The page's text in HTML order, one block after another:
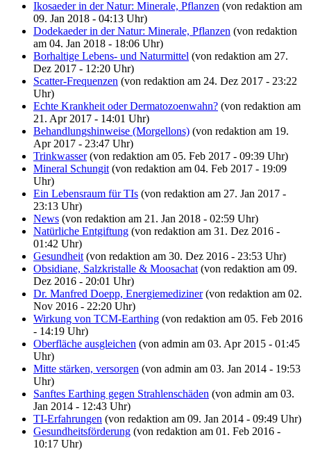
Ikosaeder in der Natur: Minerale, Pflanzen (von redaktion am
09. Jan 2018 - 04:13 Uhr)
Dodekaeder in der Natur: Minerale, Pflanzen (von redaktion
am 04. Jan 2018 - 18:06 Uhr)
Borhaltige Lebens- und Naturmittel (von redaktion am 27.
Dez 2017 - 12:20 Uhr)
Scatter-Frequenzen (von redaktion am 24. Dez 2017 - 23:22
Uhr)
Echte Krankheit oder Dermatozoenwahn? (von redaktion am
21. Apr 2017 - 14:01 Uhr)
Behandlungshinweise (Morgellons) (von redaktion am 19.
Apr 2017 - 23:47 Uhr)
Trinkwasser(von redaktion am 05. Feb 2017 - 09:39 Uhr)
Mineral Schungit (von redaktion am 04. Feb 2017 - 19:09
Uhr)
Ein Lebensraum für TIs (von redaktion am 27. Jan 2017 -
23:13 Uhr)
News (von redaktion am 21. Jan 2018 - 02:59 Uhr)
Natürliche Entgiftung (von redaktion am 31. Dez 2016 -
01:42 Uhr)
Gesundheit (von redaktion am 30. Dez 2016 - 23:53 Uhr)
Obsidiane, Salzkristalle & Moosachat (von redaktion am 09.
Dez 2016 - 20:01 Uhr)
Dr. Manfred Doepp, Energiemediziner(von redaktion am 02.
Nov 2016 - 22:20 Uhr)
Wirkung von TCM-Earthing (von redaktion am 05. Feb 2016
- 14:19 Uhr)
Oberfläche ausgleichen (von admin am 03. Apr 2015 - 01:45
Uhr)
Mitte stärken, versorgen (von admin am 03. Jan 2014 - 19:53
Uhr)
Sanftes Earthing gegen Strahlenschäden (von admin am 03.
Jan 2014 - 12:43 Uhr)
TI-Erfahrungen (von redaktion am 09. Jan 2014 - 09:49 Uhr)
Gesundheitsförderung (von redaktion am 01. Feb 2016 -
10:17 Uhr)